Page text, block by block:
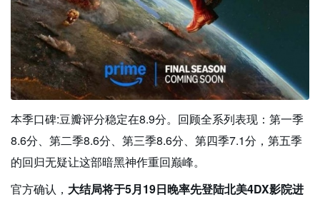
本季口碑:豆瓣评分稳定在8.9分。回顾全系列表现：第一季
8.6分、第二季8.6分、第三季8.6分、第四季7.1分，第五季
的回归无疑让这部暗黑神作重回巅峰。
官方确认， 大结局将于5月19日晚率先登陆北美4DX影院进